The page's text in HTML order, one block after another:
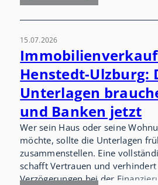
15.07.2026
Immobilienverkauf
Henstedt-Ulzburg:
Unterlagen
und Banken jetzt
Wer sein Haus oder seine
möchte, sollte die Unterlagen
zusammenstellen. Eine
schafft Vertrauen und
Verzögerungen bei der